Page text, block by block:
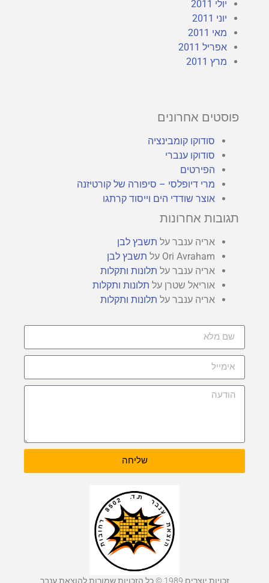
יולי 2011
יוני 2011
מאי 2011
אפריל 2011
מרץ 2011
פוסטים אחרונים
סודוקו קומבינציה
סודוקו ענברי
הפירטים
מרי דיופלסי – סיפורה של קורטיזנה
אוצר שודדי הים וייסוד קרתגו
תגובות אחרונות
אריה ענבר על תשבץ לבן
Ori Avraham על תשבץ לבן
אריה ענבר על תלונות ותקלות
אוריאל שטרן על תלונות ותקלות
אריה ענבר על תלונות ותקלות
שליחה
זכויות יוצרים 1989 © כל הזכויות שמורות להוצאת ענבר